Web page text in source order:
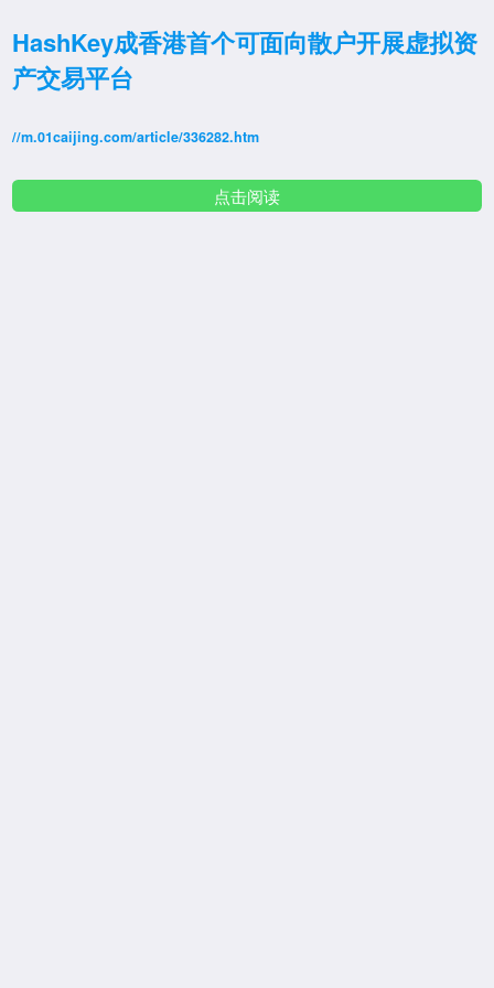
HashKey成香港首个可面向散户开展虚拟资
产交易平台
//m.01caijing.com/article/336282.htm
点击阅读